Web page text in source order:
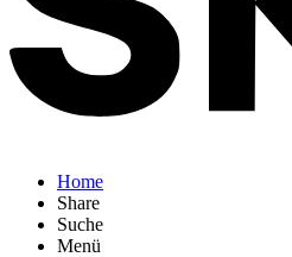
Home
Share
Suche
Menü